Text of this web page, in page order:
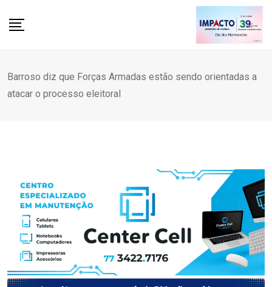
Barroso diz que Forças Armadas estão sendo orientadas a
atacar o processo eleitoral